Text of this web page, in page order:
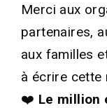
Merci aux
partenaires,
aux familles
à écrire cette
❤️ Le million